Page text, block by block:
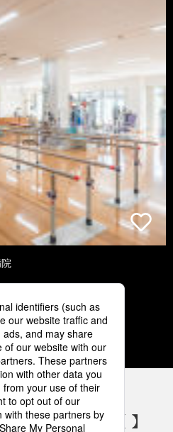
4 5
設備 SNSアカウント